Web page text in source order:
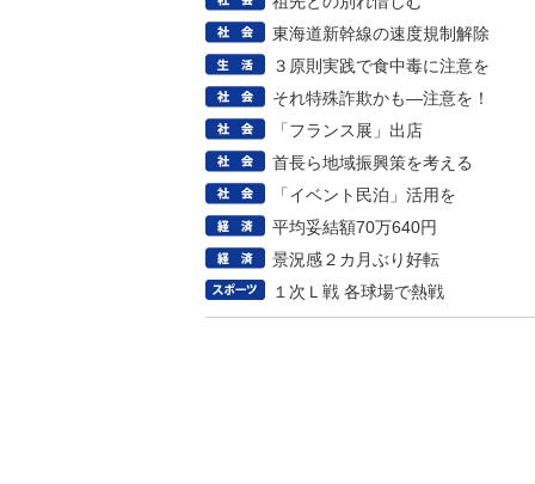
東海道新幹線の速度規制解除
３原則実践で食中毒に注意を
それ特殊詐欺かも―注意を！
「フランス展」出店
首長ら地域振興策を考える
「イベント民泊」活用を
平均妥結額70万640円
景況感２カ月ぶり好転
１次Ｌ戦 各球場で熱戦